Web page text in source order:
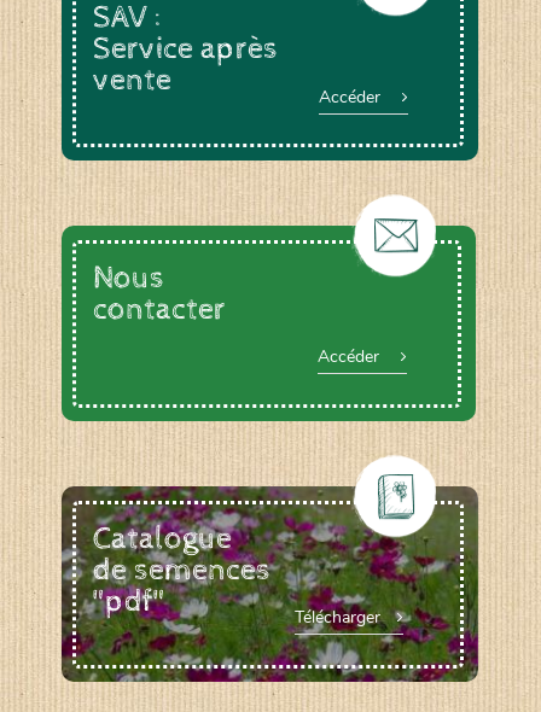
SAV :
Service après
vente
Accéder
Nous
contacter
Accéder
Catalogue
de semences
"pdf"
Télécharger